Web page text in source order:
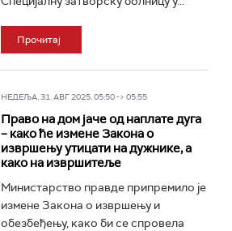
Прочитај
НЕДЕЉА, 31. АВГ 2025, 05:50 -> 05:55
Право на дом јаче од наплате дуга
– како ће измене Закона о
извршењу утицати на дужнике, а
како на извршитеље
Министарство правде припремило је
измене Закона о извршењу и
обезбеђењу, како би се спровела